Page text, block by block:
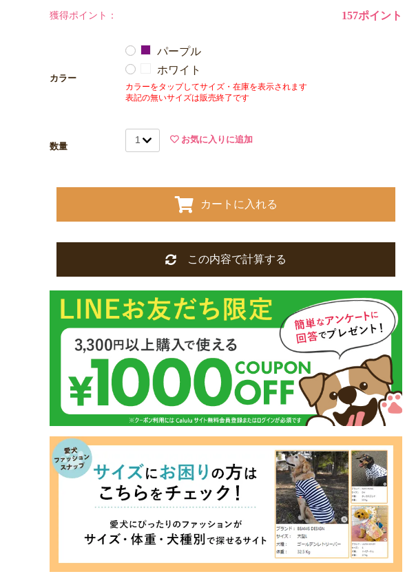
獲得ポイント： 157ポイント
カラー
パープル
ホワイト
カラーをタップしてサイズ・在庫を表示されます
表記の無いサイズは販売終了です
数量
お気に入りに追加
カートに入れる
カートへ進む
この内容で計算する